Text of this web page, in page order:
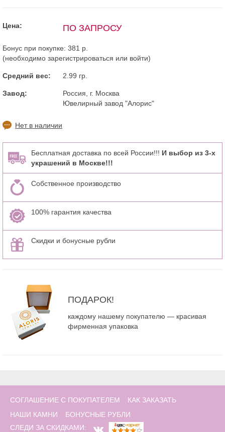
Цена: ПО ЗАПРОСУ
Бонус при покупке: 381 р.
(необходимо зарегистрироваться или войти)
Средний вес: 2.99 гр.
Завод:
Россия, г. Москва
Ювелирный завод "Алорис"
Нет в наличии
Бесплатная доставка по всей России!!! И выбор из 3-х
украшений в Москве!!!
Собственное производство
100% гарантия качества
Скидки и бонусные рубли
ПОДАРОК!
каждому нашему покупателю — красивая
фирменная упаковка
СОГЛАШЕНИЕ С ПОКУПАТЕЛЕМ
КАК ЗАКАЗАТЬ
НАШИ КАМНИ
БОНУСНЫЕ РУБЛИ
СЛЕДИ ЗА СКИДКАМИ: